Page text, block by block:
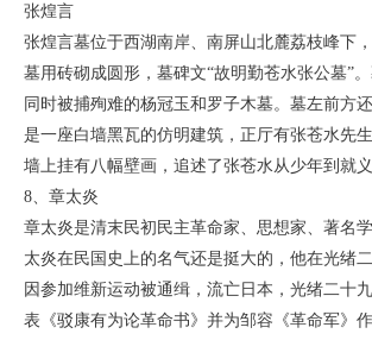
张煌言
张煌言墓位于西湖南岸、南屏山北麓荔枝峰下
墓用砖砌成圆形，墓碑文“故明勤苍水张公墓”
同时被捕殉难的杨冠玉和罗子木墓。墓左前方
是一座白墙黑瓦的仿明建筑，正厅有张苍水先
墙上挂有八幅壁画，追述了张苍水从少年到就义
8、章太炎
章太炎是清末民初民主革命家、思想家、著名
太炎在民国史上的名气还是挺大的，他在光绪二
因参加维新运动被通缉，流亡日本，光绪二十
表《驳康有为论革命书》并为邹容《革命军》